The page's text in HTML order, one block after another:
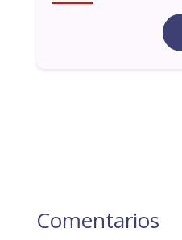
Comentarios